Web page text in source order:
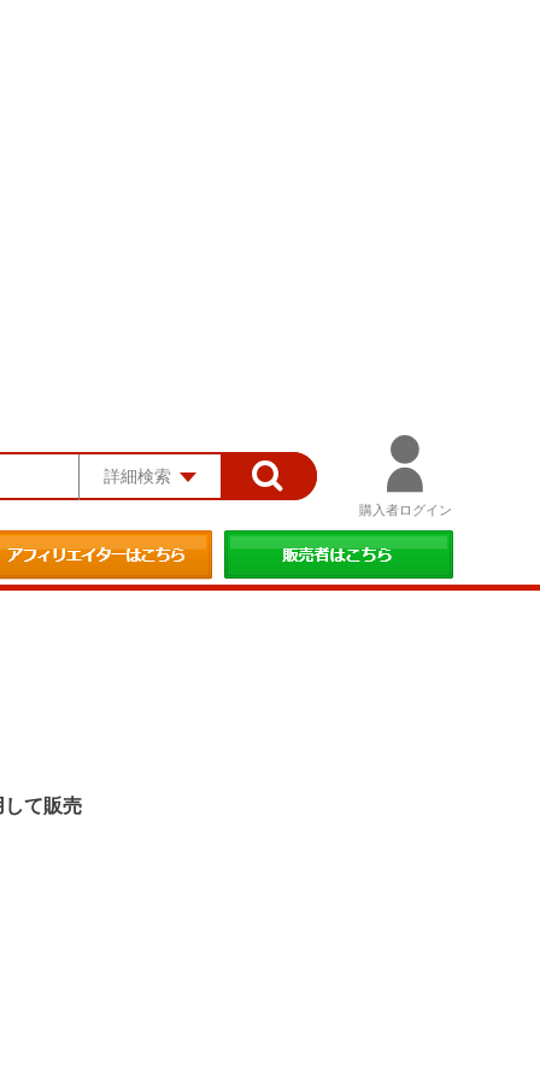
詳細検索
購入者ログイン
して販売